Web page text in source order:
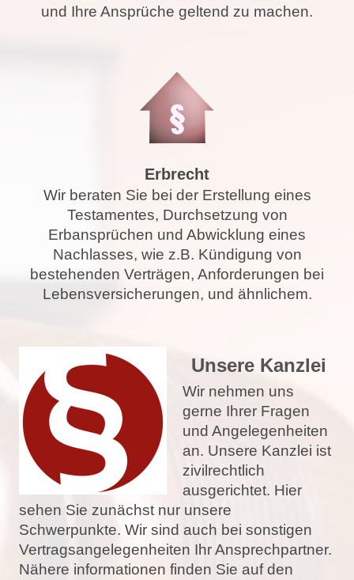
und Ihre Ansprüche geltend zu machen.
Erbrecht
Wir beraten Sie bei der Erstellung eines
Testamentes, Durchsetzung von
Erbansprüchen und Abwicklung eines
Nachlasses, wie z.B. Kündigung von
bestehenden Verträgen, Anforderungen bei
Lebensversicherungen, und ähnlichem.
Unsere Kanzlei
Wir nehmen uns
gerne Ihrer Fragen
und Angelegenheiten
an. Unsere Kanzlei ist
zivilrechtlich
ausgerichtet. Hier
sehen Sie zunächst nur unsere
Schwerpunkte. Wir sind auch bei sonstigen
Vertragsangelegenheiten Ihr Ansprechpartner.
Nähere informationen finden Sie auf den